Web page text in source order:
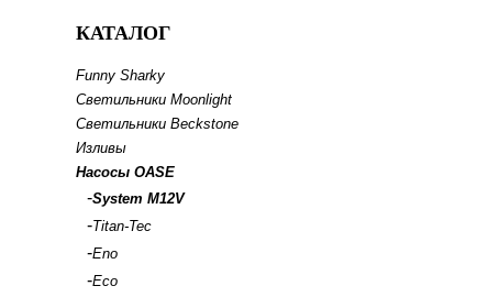
КАТАЛОГ
Funny Sharky
Светильники Moonlight
Светильники Beckstone
Изливы
Насосы OASE
-System M12V
-Titan-Tec
-Eno
-Eco